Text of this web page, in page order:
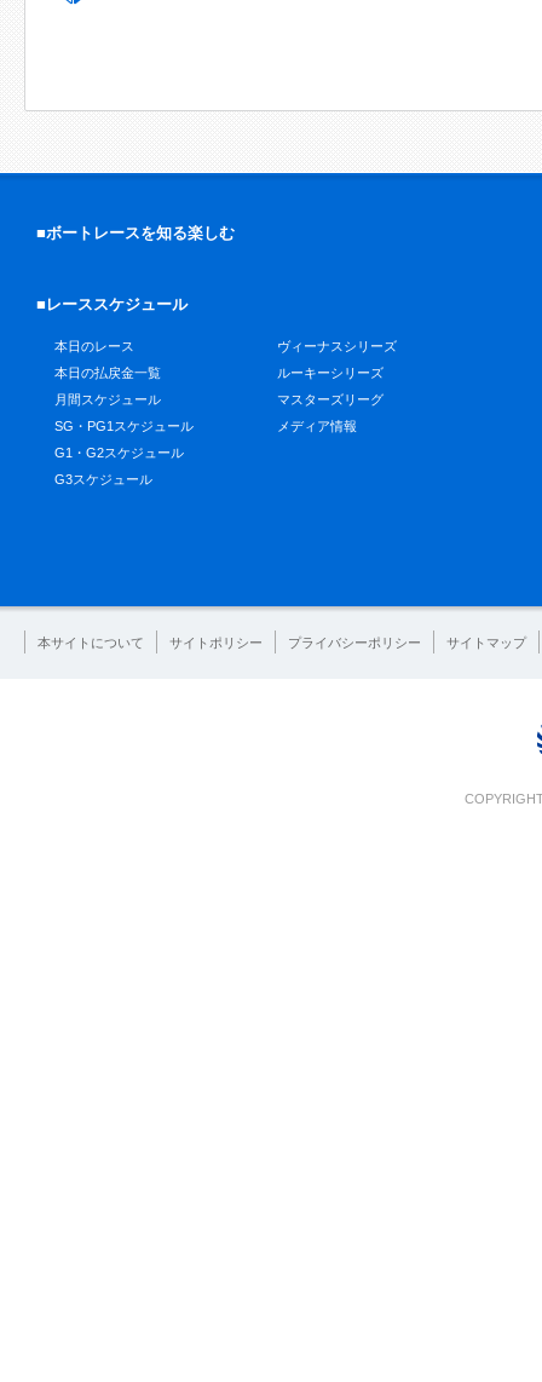
■ボートレースを知る楽しむ
■レーススケジュール
本日のレース
本日の払戻金一覧
月間スケジュール
SG・PG1スケジュール
G1・G2スケジュール
G3スケジュール
ヴィーナスシリーズ
ルーキーシリーズ
マスターズリーグ
メディア情報
本サイトについて サイトポリシー プライバシーポリシー サイトマップ